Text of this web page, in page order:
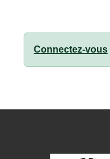
Connectez-vous